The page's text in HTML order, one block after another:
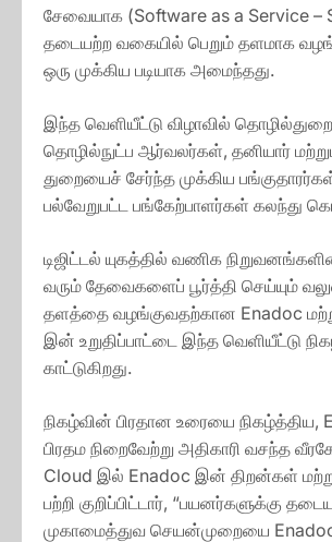
சேவையாக (Software as a Service –
தடையற்ற வகையில் பெறும் தளமாக
ஒரு முக்கிய படியாக அமைந்தது.
இந்த வெளியீட்டு விழாவில்
தொழில்நுட்ப ஆர்வலர்கள், தனியார்
துறையைச் சேர்ந்த முக்கிய
பல்வேறுபட்ட பங்கேற்பாளர்கள் கலந்து
டிஜிட்டல் யுகத்தில் வணிக
வரும் தேவைகளைப் பூர்த்தி செய்யும்
தளத்தை வழங்குவதற்கான Enadoc
இன் உறுதிப்பாட்டை இந்த வெளியீட்டு
காட்டுகிறது.
நிகழ்வின் பிரதான உரையை
பிரதம நிறைவேற்று அதிகாரி வசந்த
Cloud இல் Enadoc இன் திறன்கள்
பற்றி குறிப்பிட்டார், “பயனர்களுக்கு
முகாமைத்துவ செயன்முறையை Enadoc